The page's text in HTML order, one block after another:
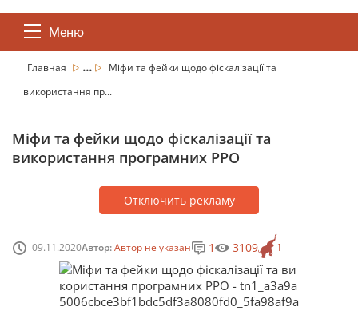
Меню
Главная ...
Міфи та фейки щодо фіскалізації та
використання пр...
Міфи та фейки щодо фіскалізації та
використання програмних РРО
Отключить рекламу
09.11.2020Автор:Автор не указан 1
1 3109